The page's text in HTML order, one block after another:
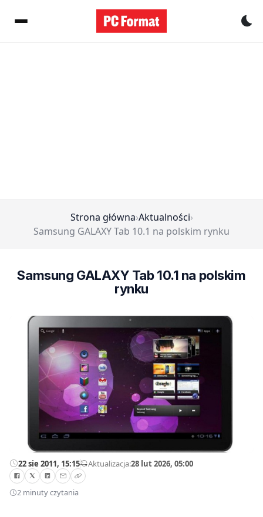
Strona główna›Aktualności›
Samsung GALAXY Tab 10.1 na polskim rynku
Samsung GALAXY Tab 10.1 na polskim
rynku
22 sie 2011, 15:15—Aktualizacja:28 lut 2026, 05:00
2 minuty czytania